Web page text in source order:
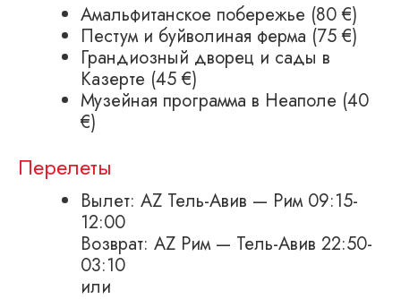
Амальфитанское побережье (80 €)
Пестум и буйволиная ферма (75 €)
Грандиозный дворец и сады в
Казерте (45 €)
Музейная программа в Неаполе (40
€)
Перелеты
Вылет: AZ Тель-Авив — Рим 09:15-
12:00
Возврат: AZ Рим — Тель-Авив 22:50-
03:10
или